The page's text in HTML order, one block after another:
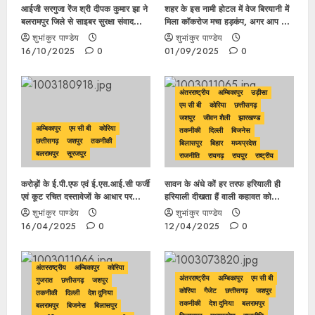
आईजी सरगुजा रेंज श्री दीपक कुमार झा ने
बलरामपुर जिले से साइबर सुरक्षा संवाद
कार्यक्रम की शुरूआत
शुभांकुर पाण्डेय
16/10/2025
0
सूरजपुर
शहर के इस नामी होटल में वेज बिरयानी में
मिला कॉकरोज मचा हड़कंप, अगर आप भी
सोच रहे इस होटल में जाने तो हो जाए
सावधान…
शुभांकुर पाण्डेय
01/09/2025
0
अम्बिकापुर एम सी बी
कोरिया
छत्तीसगढ़
जशपुर
तकनीकी
बलरामपुर
सूरजपुर
करोड़ों के ई.पी.एफ एवं ई.एस.आई.सी फर्जी
एवं कूट रचित दस्तावेजों के आधार पर
प्राप्त करने के संबंध में होगा अपराध दर्ज…
शुभांकुर पाण्डेय
16/04/2025
0
अंतरराष्ट्रीय अम्बिकापुर
उड़ीसा
एम सी बी
कोरिया
छत्तीसगढ़
जशपुर
जीवन शैली
झारखण्ड
तकनीकी
दिल्ली
बिजनेस
बिलासपुर
बिहार
मध्यप्रदेश
राजनीति
रायगढ़ रायपुर
राष्ट्रीय
सूरजपुर
सावन के अंधे कों हर तरफ हरियाली ही
हरियाली दीखता हैं वाली कहावत को
CHMO एवं कलेक्टर कार्यालय के कुछ
अफसर कर रहे चरितार्थ, डॉक्टर त्रिपाठी
एवं निजी हॉस्पिटल दयानिधि पर तगड़ी
शुभांकुर पाण्डेय
12/04/2025
0
अंतरराष्ट्रीय अम्बिकापुर
कोरिया
गुजरात
छत्तीसगढ़
जशपुर
तकनीकी
दिल्ली
देश दुनिया
बलरामपुर
बिजनेस
बिलासपुर
अंतरराष्ट्रीय अम्बिकापुर
एम सी बी
कोरिया
गैजेट छत्तीसगढ़
जशपुर
तकनीकी
देश दुनिया
बलरामपुर